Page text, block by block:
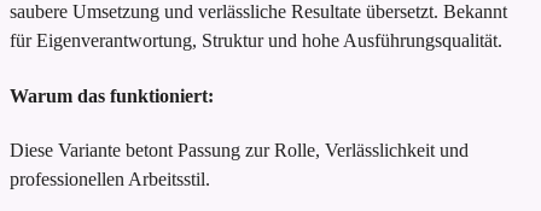
saubere Umsetzung und verlässliche Resultate übersetzt. Bekannt
für Eigenverantwortung, Struktur und hohe Ausführungsqualität.
Warum das funktioniert:
Diese Variante betont Passung zur Rolle, Verlässlichkeit und
professionellen Arbeitsstil.